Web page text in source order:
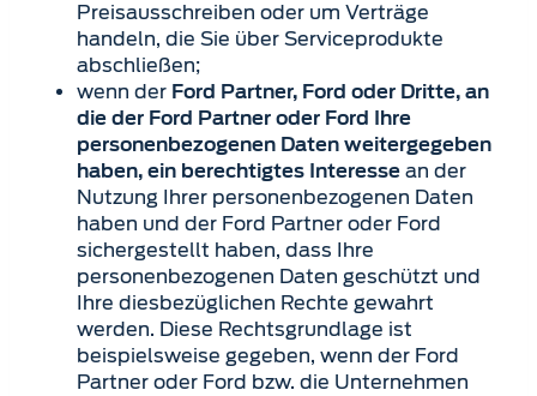
Preisausschreiben oder um Verträge
handeln, die Sie über Serviceprodukte
abschließen;
wenn der Ford Partner, Ford oder Dritte, an
die der Ford Partner oder Ford Ihre
personenbezogenen Daten weitergegeben
haben, ein berechtigtes Interesse an der
Nutzung Ihrer personenbezogenen Daten
haben und der Ford Partner oder Ford
sichergestellt haben, dass Ihre
personenbezogenen Daten geschützt und
Ihre diesbezüglichen Rechte gewahrt
werden. Diese Rechtsgrundlage ist
beispielsweise gegeben, wenn der Ford
Partner oder Ford bzw. die Unternehmen